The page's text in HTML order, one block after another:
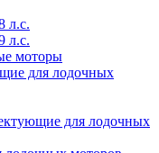
л.с.
л.с.
моторы
для лодочных
для лодочных